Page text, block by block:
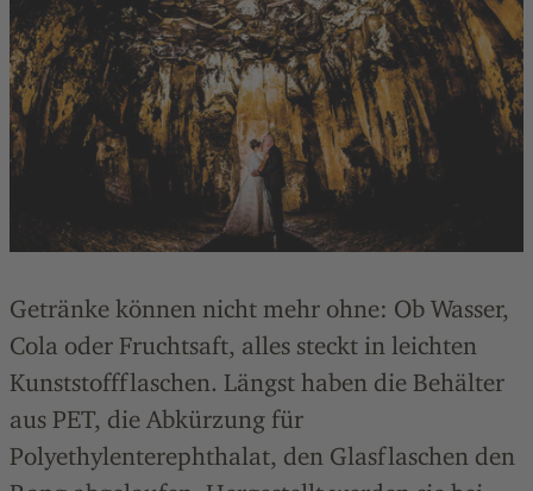
Getränke können nicht mehr ohne: Ob Wasser,
Cola oder Fruchtsaft, alles steckt in leichten
Kunststoffflaschen. Längst haben die Behälter
aus PET, die Abkürzung für
Polyethylenterephthalat, den Glasflaschen den